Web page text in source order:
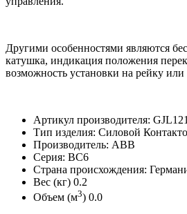
Другими особенностями являются
катушка, индикация положения
возможность установки на рейку или
Артикул производителя:
Тип изделия: Силовой
Производитель: ABB
Серия: BC6
Страна происхождения:
Вес (кг) 0.2
Объем (м3) 0.0